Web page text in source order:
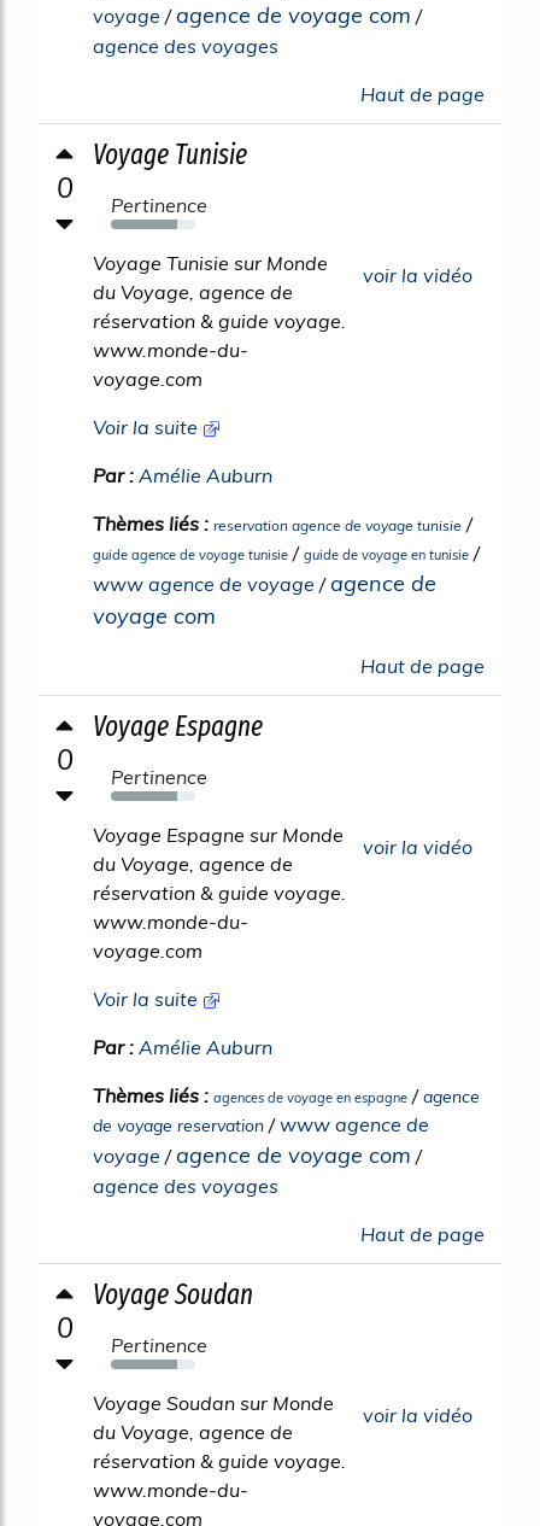
voyage /agence de voyage com /
agence des voyages
Haut de page
0
Voyage Tunisie
Pertinence
78%
voir la vidéo
Voyage Tunisie sur Monde
du Voyage, agence de
réservation & guide voyage.
www.monde-du-
voyage.com
Voir la suite
Par : Amélie Auburn
Thèmes liés : reservation agence de voyage tunisie /
guide agence de voyage tunisie / guide de voyage en tunisie /
www agence de voyage /agence de
voyage com
Haut de page
0
Voyage Espagne
Pertinence
78%
voir la vidéo
Voyage Espagne sur Monde
du Voyage, agence de
réservation & guide voyage.
www.monde-du-
voyage.com
Voir la suite
Par : Amélie Auburn
Thèmes liés : agences de voyage en espagne /agence
de voyage reservation /www agence de
voyage /agence de voyage com /
agence des voyages
Haut de page
0
Voyage Soudan
Pertinence
78%
voir la vidéo
Voyage Soudan sur Monde
du Voyage, agence de
réservation & guide voyage.
www.monde-du-
voyage.com